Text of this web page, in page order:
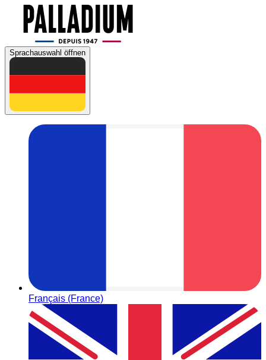
Sprachauswahl öffnen
Français (France)